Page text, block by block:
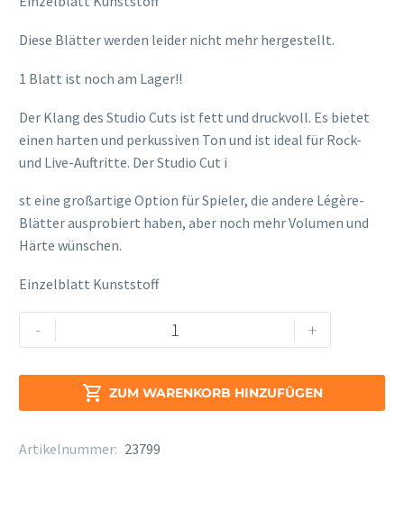
Diese Blätter werden leider nicht mehr hergestellt.
osteopathe-nyon-cabinet-monney
1 Blatt ist noch am Lager!!
Der Klang des Studio Cuts ist fett und druckvoll. Es bietet
einen harten und perkussiven Ton und ist ideal für Rock-
und Live-Auftritte. Der Studio Cut i
relaisvih12
st eine großartige Option für Spieler, die andere Légère-
Blätter ausprobiert haben, aber noch mehr Volumen und
Härte wünschen.
Einzelblatt Kunststoff
-
Legere
Studio
Sax.
2
+
 ZUM WARENKORB HINZUFÜGEN
Alternative:
Artikelnummer: 23799